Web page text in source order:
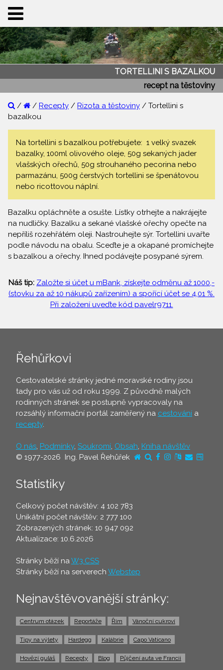
TORTELLINI S BAZALKOU
recept na těstoviny
/ / Recepty / Rizota a těstoviny / Tortellini s
bazalkou
Na tortellini s bazalkou potřebujete: 1 velký svazek
bazalky, 100ml olivového oleje, 50g sekaných jader
vlašských ořechů, 50g strouhaného pecorina nebo
parmazánu, 500g čerstvých tortellini se špenátovou
nebo ricottovou náplní.
Bazalku opláchněte a osušte. Lístky otrhejte a nakrájejte
na nudličky. Bazalku a sekané vlašské ořechy opečte na
nepříliš rozehřátém oleji. Nastrouhejte sýr. Tortellini uvařte
podle návodu na obalu. Sceďte je a okapané promíchejte
s bazalkou a ořechy. Ihned podávejte posypané sýrem.
Náš tip: Založte si účet u mBank, získejte odměnu až 1000,-
(stovku za až 10 nákupů zařízením) a spořící účet se 4,01 %.
Při založení uveďte kód pavelr9711.
Řehůřkovi
Cestovatelské stránky jedné moravské rodiny jsou
tady pro vás už od roku 1999. Z původně malých
rodinných stránek se postupně vypracovaly na
rozsáhlý informační portál zaměřený na cestování a
recepty.
O nás, Podmínky, Soukromí, Obsah, Kniha návštěv
© 1977-2026 Ing. Pavel Řehůřek
Statistiky
Celkový počet návštěv: 4 102 783
Unikátní počet návštěv: 2 777 100
Zobrazených stránek: 10 947 092
Aktualizace: 10.6.2026
Stránky běží naW3.CSS
Stránky běží na serverech Webstep
Nejnavštěvovanější stránky:
Centrum otázek Reportáže Řím Vánoční cukroví
Tipy na výlety Hardegg Kalábrie Capo Vaticano
Hovězí guláš Recepty Blog Půjčení auta ve Francii